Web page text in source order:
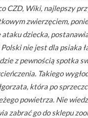
CZD, Wiki, najlepszy
zwierzęciem,
dziecka,
Polski nie jest dla psiaka
z pewnością spotka
Takiego
która po
powietrza. Nie
zabrać go do sklepu